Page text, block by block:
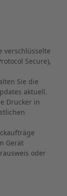
verschlüsselte
Secure),
Sie die
aktuell.
Drucker in
Gerät
oder